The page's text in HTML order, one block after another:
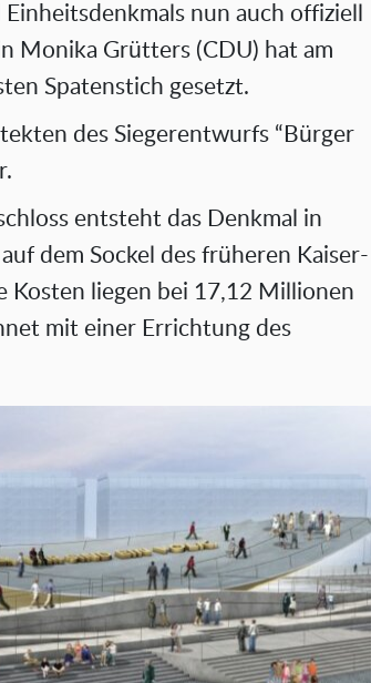
nun auch offiziell
Monika Grütters (CDU) hat am
Spatenstich gesetzt.
des Siegerentwurfs “Bürger
entsteht das Denkmal in
dem Sockel des früheren Kaiser-
Kosten liegen bei 17,12 Millionen
mit einer Errichtung des